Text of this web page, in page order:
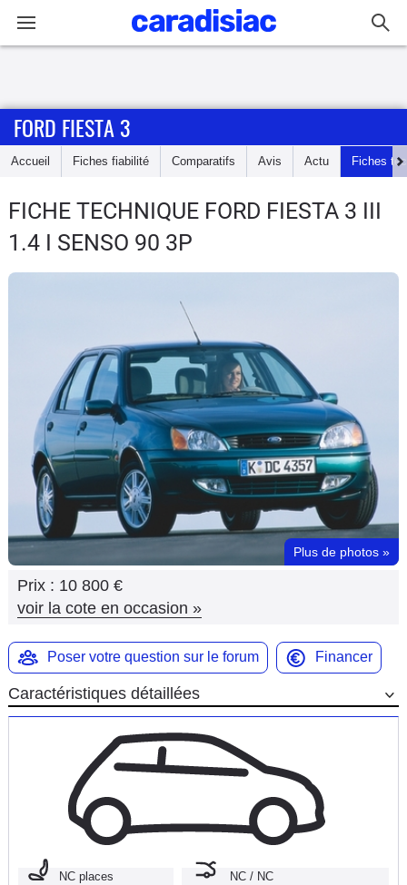
Accueil
Essais
Guide
Utilitaires
Flottes
Auto
Services
Forum
Moto
Marques
FORD FIESTA 3
Accueil Fiches fiabilité Comparatifs Avis Actu Fiches
FICHE TECHNIQUE FORD FIESTA 3 III
1.4 I SENSO 90 3P
Plus de photos »
Prix : 10 800 €
voir la cote en occasion »
Poser votre question sur le forum Financer
Caractéristiques détaillées
NC places NC / NC